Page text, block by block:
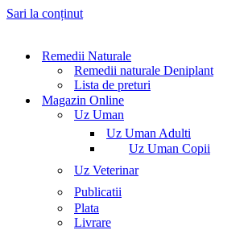
Sari la conținut
Remedii Naturale
Remedii naturale Deniplant
Lista de preturi
Magazin Online
Uz Uman
Uz Uman Adulti
Uz Uman Copii
Uz Veterinar
Publicatii
Plata
Livrare